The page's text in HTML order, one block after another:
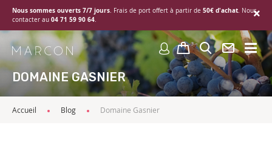
Nous sommes ouverts 7/7 jours. Frais de port offert à partir de 50€ d'achat. Nous
contacter au 04 71 59 90 64.
DOMAINE GASNIER
Accueil Blog Domaine Gasnier